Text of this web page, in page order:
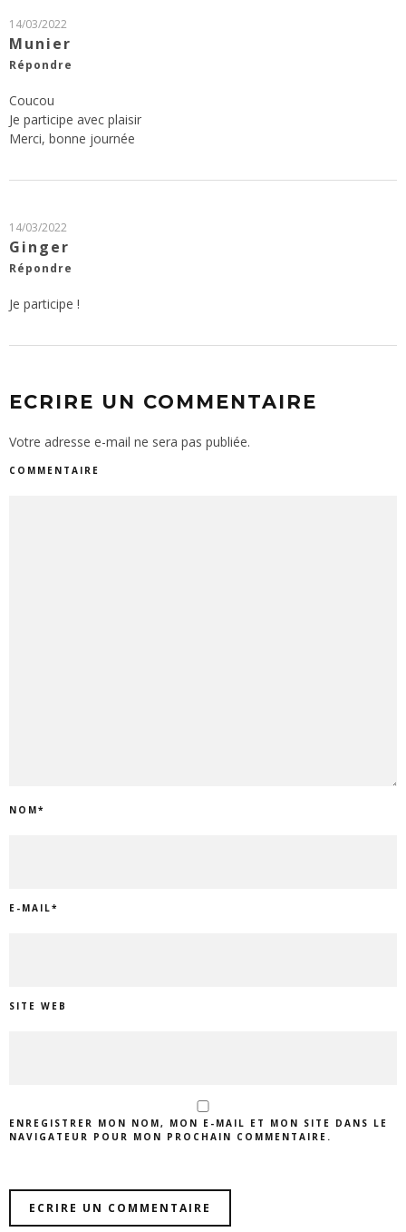
14/03/2022
Munier
Répondre
Coucou
Je participe avec plaisir
Merci, bonne journée
14/03/2022
Ginger
Répondre
Je participe !
ECRIRE UN COMMENTAIRE
Votre adresse e-mail ne sera pas publiée.
COMMENTAIRE
NOM*
E-MAIL*
SITE WEB
ENREGISTRER MON NOM, MON E-MAIL ET MON SITE DANS LE
NAVIGATEUR POUR MON PROCHAIN COMMENTAIRE.